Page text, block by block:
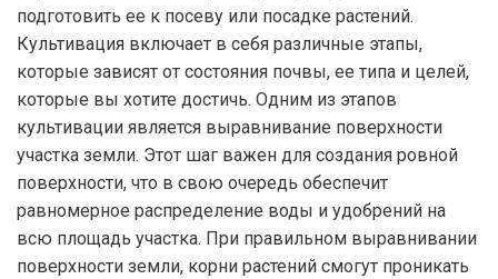
подготовить ее к посеву или посадке растений.
Культивация включает в себя различные этапы,
которые зависят от состояния почвы, ее типа и целей,
которые вы хотите достичь. Одним из этапов
культивации является выравнивание поверхности
участка земли. Этот шаг важен для создания ровной
поверхности, что в свою очередь обеспечит
равномерное распределение воды и удобрений на
всю площадь участка. При правильном выравнивании
поверхности земли, корни растений смогут проникать